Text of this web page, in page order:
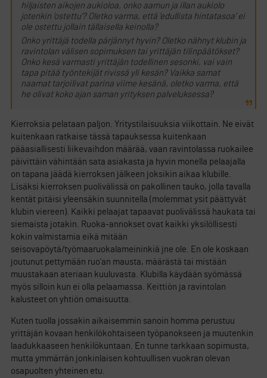
hiljaisten aikojen aukioloa, onko aamun ja illan aukiolo
jotenkin ’ostettu’? Oletko varma, että ’edullista hintatasoa’ ei
ole ostettu jollain tällaisella keinolla?
Onko yrittäjä todella pärjännyt hyvin? Oletko nähnyt klubin ja
ravintolan välisen sopimuksen tai yrittäjän tilinpäätökset?
Onko kesä varmasti yrittäjän todellinen sesonki, vai vain
tapa pitää työntekijät rivissä yli kesän? Vaikka samat
naamat tarjoilivat parina viime kesänä, oletko varma, että
he olivat koko ajan saman yrityksen palveluksessa?
Kierroksia pelataan paljon. Yritystilaisuuksia viikottain. Ne eivät
kuitenkaan ratkaise tässä tapauksessa kuitenkaan
pääasiallisesti liikevaihdon määrää, vaan ravintolassa ruokailee
päivittäin vähintään sata asiakasta ja hyvin monella pelaajalla
on tapana jäädä kierroksen jälkeen joksikin aikaa klubille.
Lisäksi kierroksen puolivälissä on pakollinen tauko, jolla tavalla
kentät pitäisi yleensäkin suunnitella (molemmat ysit päättyvät
klubin viereen). Kaikki pelaajat tapaavat puolivälissä haukata tai
siemaista jotakin. Ruoka-annokset ovat kaikki yksilöllisesti
kokin valmistamia eikä mitään
seisovapöytä/työmaaruokalameininkiä jne ole. En ole koskaan
joutunut pettymään ruo’an mausta, määrästä tai mistään
muustakaan ateriaan kuuluvasta. Klubilla käydään syömässä
myös silloin kun ei olla pelaamassa. Keittiön ja ravintolan
kalusteet on yhtiön omaisuutta.
Kuten tuolla jossakin aikaisemmin sanoin homma perustuu
yrittäjän kovaan henkilökohtaiseen työpanokseen ja muutenkin
laadukkaaseen henkilökuntaan. En tunne tarkkaan sopimusta,
mutta ymmärrän jonkinlaisen kohtuullisen vuokran olevan
osapuolten yhteinen etu.